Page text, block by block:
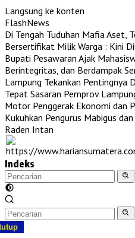
Langsung ke konten
FlashNews
Di Tengah Tuduhan Mafia Aset,
Bersertifikat Milik Warga : Kini
Bupati Pesawaran Ajak
Berintegritas, dan Berdampak
Lampung Tekankan Pentingnya
Tepat Sasaran Pemprov
Motor Penggerak Ekonomi dan
Kukuhkan Pengurus Mabigus
Raden Intan
Indeks